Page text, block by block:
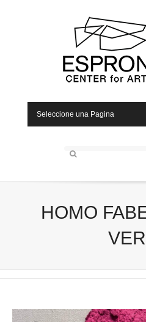
Seleccione una Pagina
HOMO